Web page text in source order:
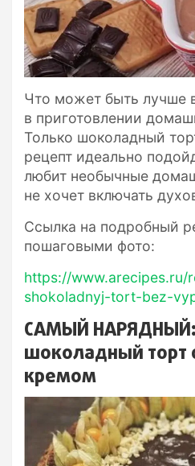
Что может быть лучше
в приготовлении
Только шоколадный
рецепт идеально
любит необычные
не хочет включать
Ссылка на подробный
пошаговыми фото:
https://www.arecipes.ru/
shokoladnyj-tort-bez-
САМЫЙ НАРЯДНЫЙ:
шоколадный
кремом